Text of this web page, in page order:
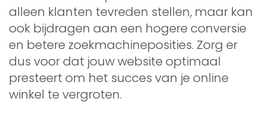
alleen klanten tevreden stellen, maar kan
ook bijdragen aan een hogere conversie
en betere zoekmachineposities. Zorg er
dus voor dat jouw website optimaal
presteert om het succes van je online
winkel te vergroten.